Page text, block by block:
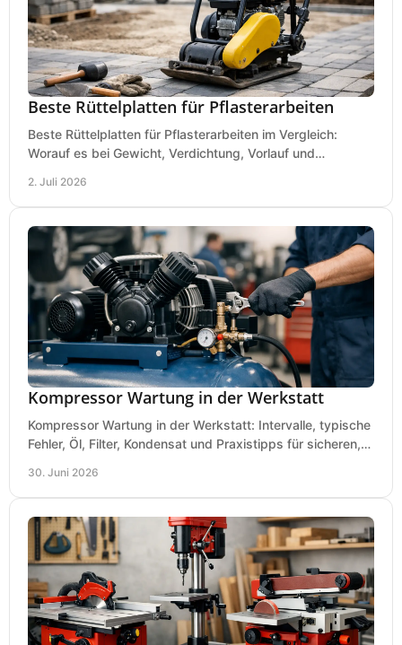
Beste Rüttelplatten für Pflasterarbeiten
Beste Rüttelplatten für Pflasterarbeiten im Vergleich:
Worauf es bei Gewicht, Verdichtung, Vorlauf und
2. Juli 2026
Kompressor Wartung in der Werkstatt
Kompressor Wartung in der Werkstatt: Intervalle, typische
Fehler, Öl, Filter, Kondensat und Praxistipps für sicheren,
30. Juni 2026